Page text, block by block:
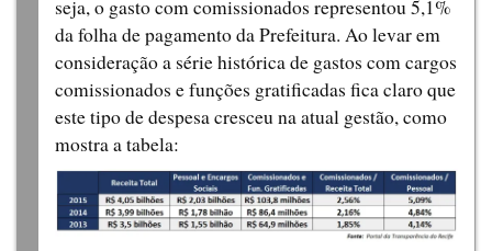
seja, o gasto com comissionados representou 5,1%
da folha de pagamento da Prefeitura. Ao levar em
consideração a série histórica de gastos com cargos
comissionados e funções gratificadas fica claro que
este tipo de despesa cresceu na atual gestão, como
mostra a tabela: